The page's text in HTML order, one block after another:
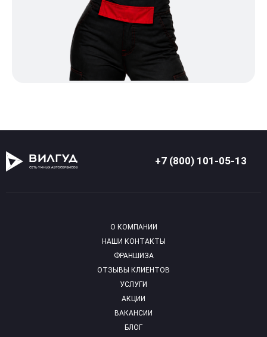
+7 (800) 101-05-13
О КОМПАНИИ
НАШИ КОНТАКТЫ
ФРАНШИЗА
ОТЗЫВЫ КЛИЕНТОВ
УСЛУГИ
АКЦИИ
ВАКАНСИИ
БЛОГ